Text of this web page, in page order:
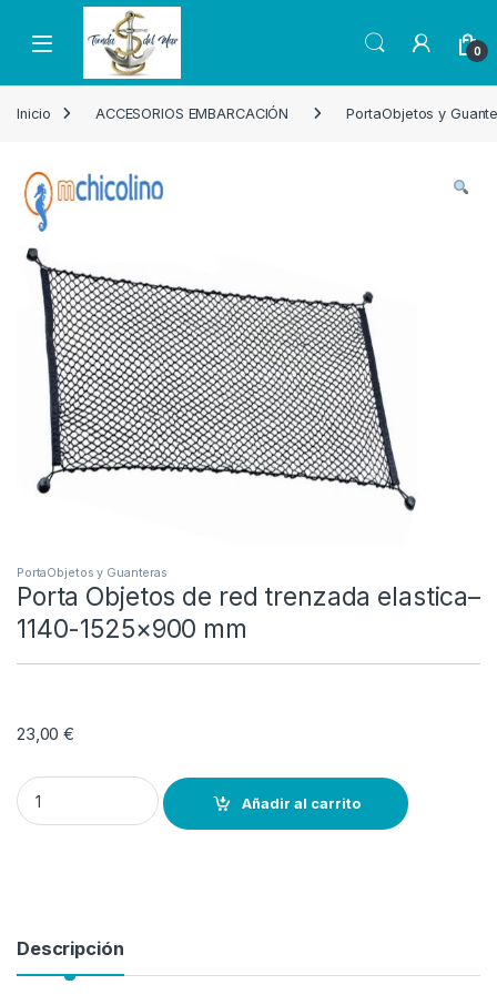
Skip to navigation
Skip to content
Open 0
Inicio ACCESORIOS EMBARCACIÓN PortaObjetos y
PortaObjetos y Guanteras
Porta Objetos de red trenzada elastica–
1140-1525×900 mm
23,00€
Porta Objetos de red trenzada elastica--1140-1525x900 mm
Añadir al carrito
Descripción